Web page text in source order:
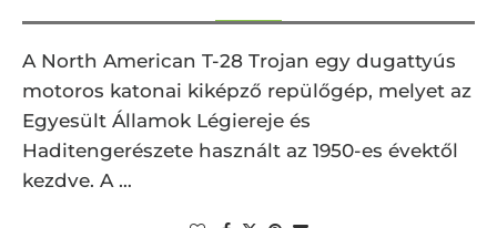
A North American T-28 Trojan egy dugattyús
motoros katonai kiképző repülőgép, melyet az
Egyesült Államok Légiereje és
Haditengerészete használt az 1950-es évektől
kezdve. A …